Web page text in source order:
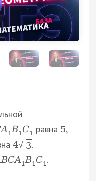
A1B1C1 равна 5,
4√ 3.
BCA 1B1 C1 .